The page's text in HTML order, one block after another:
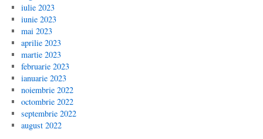
iulie 2023
iunie 2023
mai 2023
aprilie 2023
martie 2023
februarie 2023
ianuarie 2023
noiembrie 2022
octombrie 2022
septembrie 2022
august 2022